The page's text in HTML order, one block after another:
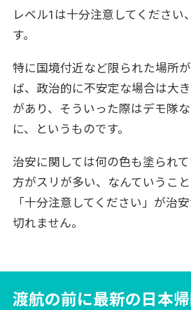
レベル1は十分注意してください
す。
特に国境付近など限られた場所
ば、政治的に不安定な場合は大
があり、そういった際はデモ隊
に、というものです。
治安に関しては何の色も塗られ
方がスリが多い、なんていうこ
「十分注意してください」が治
切れません。
渡航の前に最新の日本